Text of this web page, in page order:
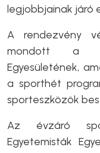
legjobbjainak járó
A rendezvény
mondott a
Egyesületének,
a sporthét
sporteszközök
Az évzáró
Egyetemisták